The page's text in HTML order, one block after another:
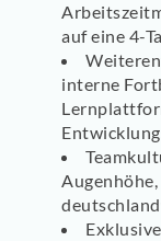
auf eine 4-
interne